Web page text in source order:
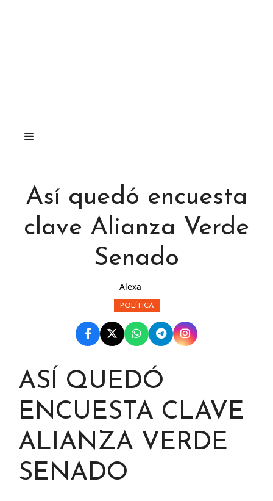
Así quedó encuesta
clave Alianza Verde
Senado
Alexa
POLÍTICA
ASÍ QUEDÓ
ENCUESTA CLAVE
ALIANZA VERDE
SENADO